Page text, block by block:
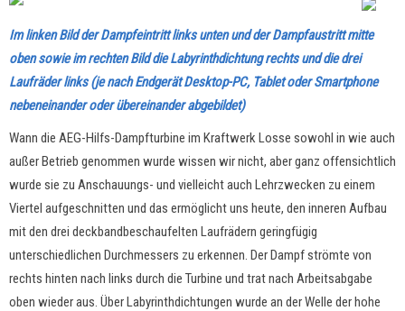
Im linken Bild der Dampfeintritt links unten und der Dampfaustritt mitte
oben sowie im rechten Bild die Labyrinthdichtung rechts und die drei
Laufräder links (je nach Endgerät Desktop-PC, Tablet oder Smartphone
nebeneinander oder übereinander abgebildet)
Wann die AEG-Hilfs-Dampfturbine im Kraftwerk Losse sowohl in wie auch
außer Betrieb genommen wurde wissen wir nicht, aber ganz offensichtlich
wurde sie zu Anschauungs- und vielleicht auch Lehrzwecken zu einem
Viertel aufgeschnitten und das ermöglicht uns heute, den inneren Aufbau
mit den drei deckbandbeschaufelten Laufrädern geringfügig
unterschiedlichen Durchmessers zu erkennen. Der Dampf strömte von
rechts hinten nach links durch die Turbine und trat nach Arbeitsabgabe
oben wieder aus. Über Labyrinthdichtungen wurde an der Welle der hohe